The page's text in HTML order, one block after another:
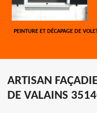
PEINTURE ET DÉCAPAGE DE
ARTISAN
DE VALAINS